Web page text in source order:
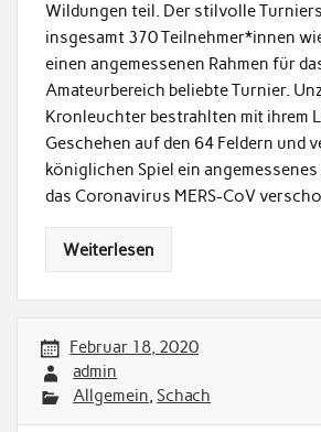
Wildungen teil. Der stilvolle
insgesamt 370 Teilnehmer*innen
einen angemessenen Rahmen für
Amateurbereich beliebte Turnier.
Kronleuchter bestrahlten mit ihrem
Geschehen auf den 64 Feldern und
königlichen Spiel ein
das Coronavirus MERS-CoV
Weiterlesen
Februar 18, 2020
admin
Allgemein,Schach